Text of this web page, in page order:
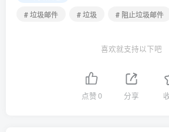
# 垃圾邮件
# 垃圾 # 阻止垃圾邮件
喜欢就支持以下吧
点赞0 分享